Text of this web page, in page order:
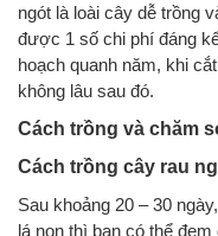
ngót là loài cây dễ trồng
được 1 số chi phí đáng
hoạch quanh năm, khi
không lâu sau đó.
Cách trồng và chăm
Cách trồng cây rau
Sau khoảng 20 – 30
lá non thì bạn có thể